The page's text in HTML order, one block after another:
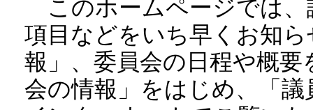
このホームページでは、
項目などをいち早くお知
報」、委員会の日程や概
会の情報」をはじめ、「